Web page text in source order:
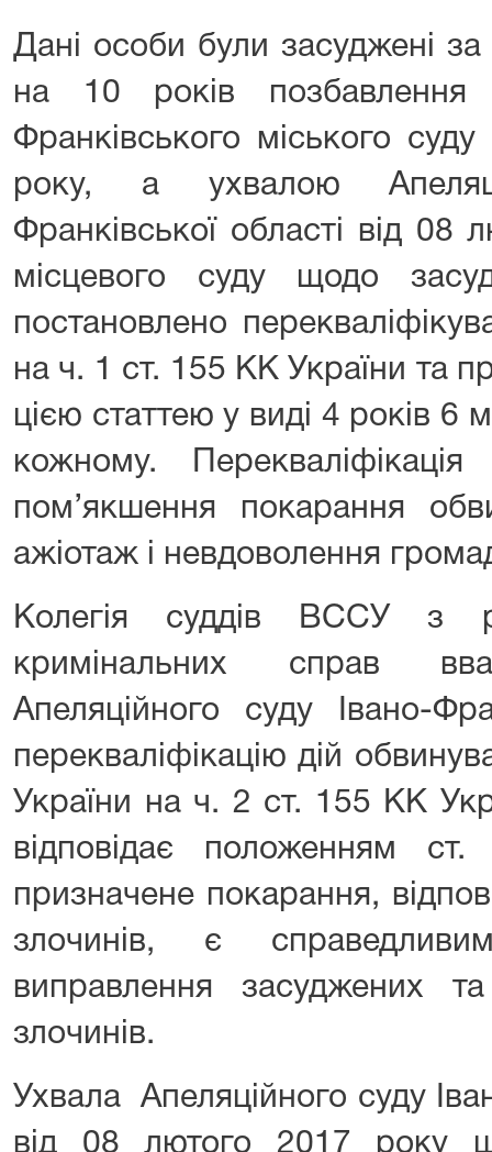
Дані особи були засуджені
на 10 років позбавлення
Франківського міського
року, а ухвалою
Франківської області від 08
місцевого суду щодо
постановлено
на ч. 1 ст. 155 КК України та
цією статтею у виді 4 років 6
кожному.
пом’якшення покарання
ажіотаж і невдоволення
Колегія суддів ВССУ з
кримінальних справ
Апеляційного суду Івано-
перекваліфікацію дій
України на ч. 2 ст. 155 КК
відповідає положенням
призначене покарання,
злочинів, є
виправлення засуджених
злочинів.
Ухвала Апеляційного суду
від 08 лютого 2017 року